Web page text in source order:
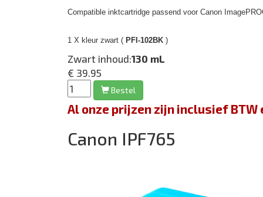
Compatible inktcartridge passend voor Canon
1 X kleur zwart ( PFI-102BK )
Zwart inhoud:130 mL
€ 39.95
Bestel
Al onze prijzen zijn inclusief
Canon IPF765